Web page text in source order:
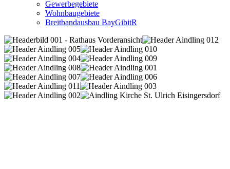
Gewerbegebiete
Wohnbaugebiete
Breitbandausbau BayGibitR